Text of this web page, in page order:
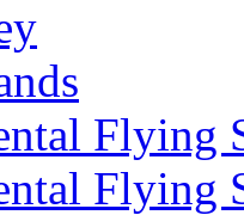
Flying
Flying